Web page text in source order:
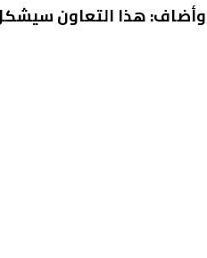
وأضاف: هذا التعاون سيشكل